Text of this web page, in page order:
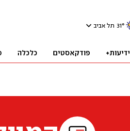
31° תל אביב
ידיעות+ פודקאסטים כלכלה